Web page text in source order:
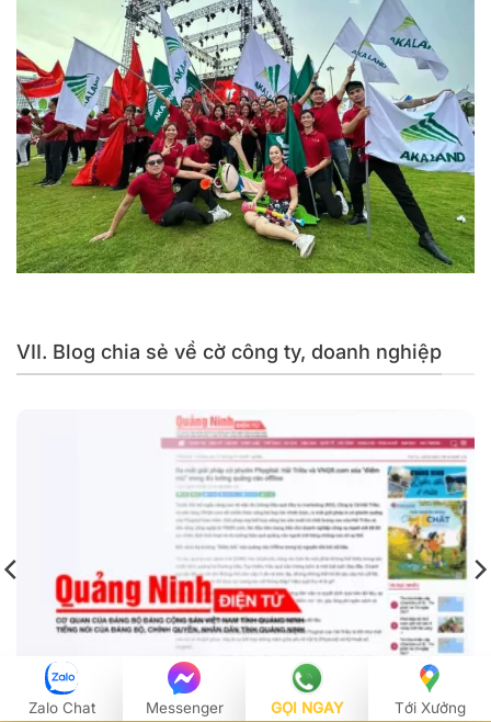
VII. Blog chia sẻ về cờ công ty, doanh nghiệp
(Báo Quảng Ninh) Ra mắt giải pháp cờ phướn Phygital:
Hải Triều và VNQR.com xóa “điểm mù” trong đo lường
Zalo Chat Messenger GỌI NGAY Tới Xưởng